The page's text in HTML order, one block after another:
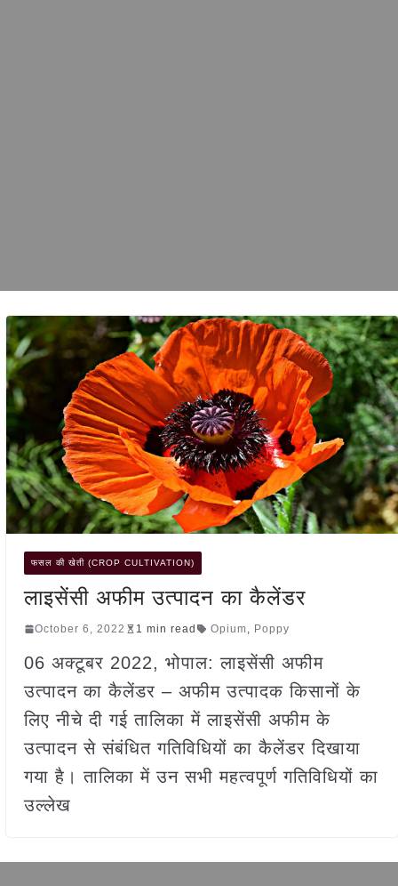
फसल की खेती (CROP CULTIVATION)
लाइसेंसी अफीम उत्पादन का कैलेंडर
October 6, 2022 1 min read Opium, Poppy
06 अक्टूबर 2022, भोपाल: लाइसेंसी अफीम
उत्पादन का कैलेंडर – अफीम उत्पादक किसानों के
लिए नीचे दी गई तालिका में लाइसेंसी अफीम के
उत्पादन से संबंधित गतिविधियों का कैलेंडर दिखाया
गया है। तालिका में उन सभी महत्वपूर्ण गतिविधियों का
उल्लेख